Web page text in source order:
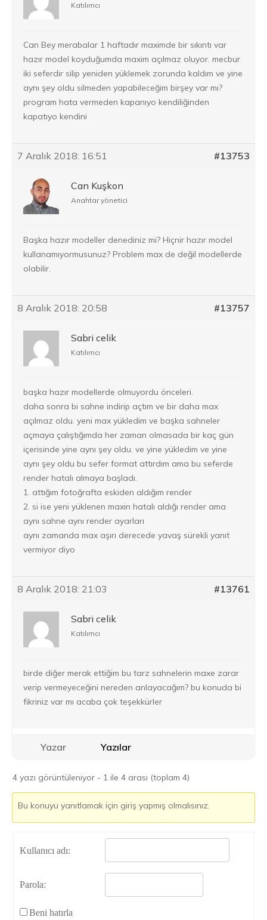
Katılımcı
Can Bey merabalar 1 haftadır maximde bir sıkıntı var
hazır model koyduğumda maxim açılmaz oluyor. mecbur
iki seferdir silip yeniden yüklemek zorunda kaldım ve yine
aynı şey oldu silmeden yapabileceğim birşey var mı?
program hata vermeden kapanıyo kendiliğinden
kapatıyo kendini
7 Aralık 2018: 16:51 #13753
Can Kuşkon
Anahtar yönetici
Başka hazır modeller denediniz mi? Hiçnir hazır model
kullanamıyormusunuz? Problem max de değil modellerde
olabilir.
8 Aralık 2018: 20:58 #13757
Sabri celik
Katılımcı
başka hazır modellerde olmuyordu önceleri.
daha sonra bi sahne indirip açtım ve bir daha max
açılmaz oldu. yeni max yükledim ve başka sahneler
açmaya çalıştığımda her zaman olmasada bir kaç gün
içerisinde yine aynı şey oldu. ve yine yükledim ve yine
aynı şey oldu bu sefer format attırdım ama bu seferde
render hatalı almaya başladı.
1. attığım fotoğrafta eskiden aldığım render
2. si ise yeni yüklenen maxin hatalı aldığı render ama
aynı sahne aynı render ayarları
aynı zamanda max aşırı derecede yavaş sürekli yanıt
vermiyor diyo
8 Aralık 2018: 21:03 #13761
Sabri celik
Katılımcı
birde diğer merak ettiğim bu tarz sahnelerin maxe zarar
verip vermeyeceğini nereden anlayacağım? bu konuda bi
fikriniz var mı acaba çok teşekkürler
Yazar Yazılar
4 yazı görüntüleniyor - 1 ile 4 arası (toplam 4)
Bu konuyu yanıtlamak için giriş yapmış olmalısınız.
Kullanıcı adı:
Parola:
Beni hatırla